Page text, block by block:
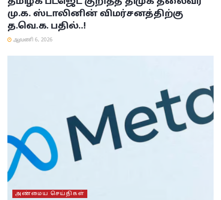
மு.க. ஸ்டாலினின் விமர்சனத்திற்கு
த.வெ.க. பதில்..!
ஆவணி 6, 2026
அண்மைய செய்திகள்